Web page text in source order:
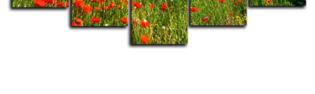
Новогодние картины